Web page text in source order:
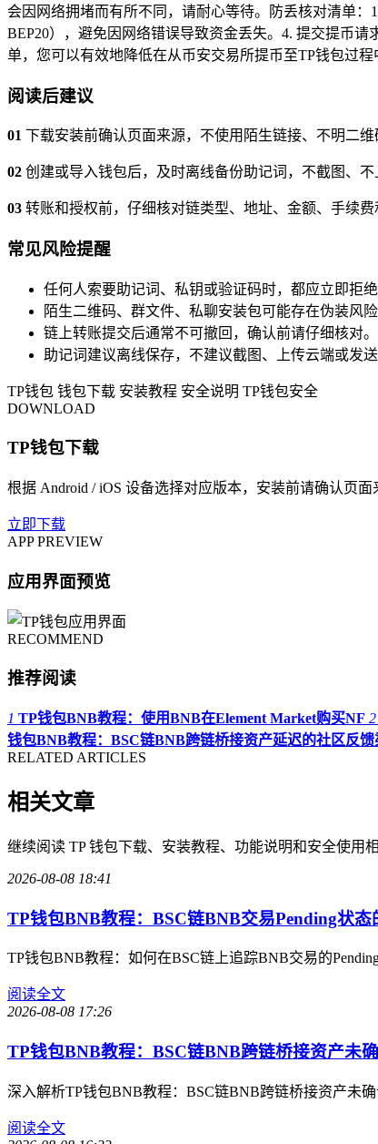
会因网络拥堵而有所不同，请耐心等待。防丢核对清单
BEP20），避免因网络错误导致资金丢失。4. 提交提币
单，您可以有效地降低在从币安交易所提币至TP钱包过
阅读后建议
01 下载安装前确认页面来源，不使用陌生链接、不明二维
02 创建或导入钱包后，及时离线备份助记词，不截图、不
03 转账和授权前，仔细核对链类型、地址、金额、手续费
常见风险提醒
任何人索要助记词、私钥或验证码时，都应立即拒绝
陌生二维码、群文件、私聊安装包可能存在伪装风险
链上转账提交后通常不可撤回，确认前请仔细核对。
助记词建议离线保存，不建议截图、上传云端或发送
TP钱包 钱包下载 安装教程 安全说明 TP钱包安全
DOWNLOAD
TP钱包下载
根据 Android / iOS 设备选择对应版本，安装前请确认页面
立即下载
APP PREVIEW
应用界面预览
RECOMMEND
推荐阅读
1 TP钱包BNB教程：使用BNB在Element Market购买NF 2
钱包BNB教程：BSC链BNB跨链桥接资产延迟的社区反馈
RELATED ARTICLES
相关文章
继续阅读 TP 钱包下载、安装教程、功能说明和安全使用相
2026-08-08 18:41
TP钱包BNB教程：BSC链BNB交易Pending状态
TP钱包BNB教程：如何在BSC链上追踪BNB交易的
阅读全文
2026-08-08 17:26
TP钱包BNB教程：BSC链BNB跨链桥接资产未
深入解析TP钱包BNB教程：BSC链BNB跨链桥接资产未
阅读全文